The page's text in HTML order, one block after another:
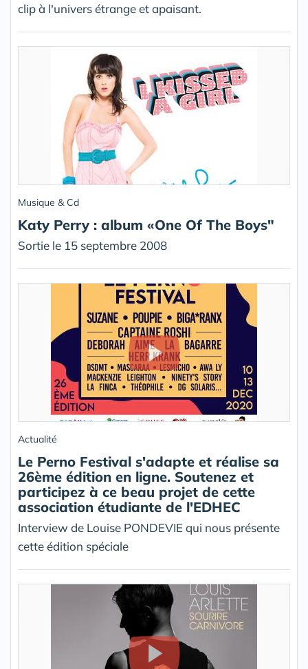
clip à l'univers étrange et apaisant.
Musique & Cd
Katy Perry : album «One Of The Boys"
Sortie le 15 septembre 2008
Actualité
Le Perno Festival s'adapte et réalise sa
26ème édition en ligne. Soutenez et
participez à ce beau projet de cette
association étudiante de l'EDHEC
Interview de Louise PONDEVIE qui nous présente
cette édition spéciale